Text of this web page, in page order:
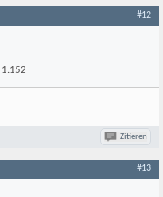
#12
1.152
Zitieren
#13